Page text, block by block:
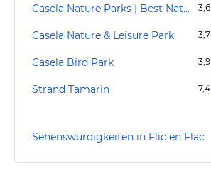
Casela Nature Parks | Best Nature Parks in Mauritius 3,6
Casela Nature & Leisure Park 3,7
Casela Bird Park 3,9
Strand Tamarin 7,4
Sehenswürdigkeiten in Flic en Flac